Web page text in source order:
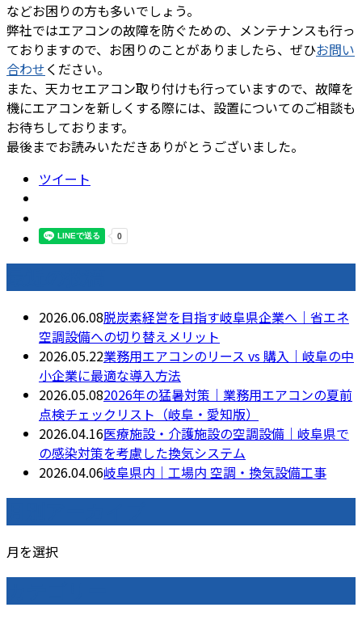
などお困りの方も多いでしょう。
弊社ではエアコンの故障を防ぐための、メンテナンスも行っ
ておりますので、お困りのことがありましたら、ぜひお問い
合わせください。
また、天カセエアコン取り付けも行っていますので、故障を
機にエアコンを新しくする際には、設置についてのご相談も
お待ちしております。
最後までお読みいただきありがとうございました。
ツイート
2026.06.08脱炭素経営を目指す岐阜県企業へ｜省エネ
空調設備への切り替えメリット
2026.05.22業務用エアコンのリース vs 購入｜岐阜の中
小企業に最適な導入方法
2026.05.082026年の猛暑対策｜業務用エアコンの夏前
点検チェックリスト（岐阜・愛知版）
2026.04.16医療施設・介護施設の空調設備｜岐阜県で
の感染対策を考慮した換気システム
2026.04.06岐阜県内｜工場内 空調・換気設備工事
月を選択